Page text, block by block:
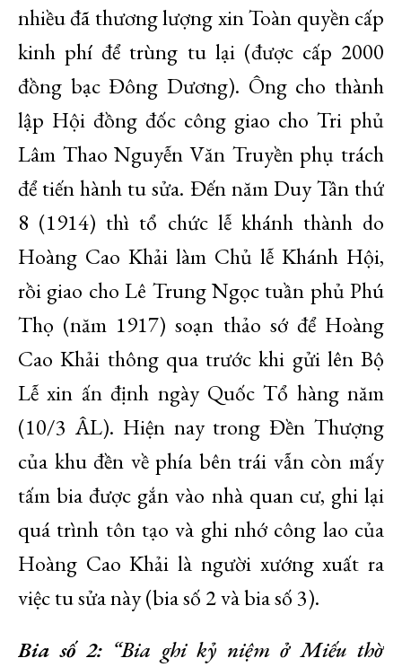
nhiều đã thương lượng xin Toàn quyền cấp
kinh phí để trùng tu lại (được cấp 2000
đồng bạc Đông Dương). Ông cho thành
lập Hội đồng đốc công giao cho Tri phủ
Lâm Thao Nguyễn Văn Truyền phụ trách
để tiến hành tu sửa. Đến năm Duy Tân thứ
8 (1914) thì tổ chức lễ khánh thành do
Hoàng Cao Khải làm Chủ lễ Khánh Hội,
rồi giao cho Lê Trung Ngọc tuần phủ Phú
Thọ (năm 1917) soạn thảo sớ để Hoàng
Cao Khải thông qua trước khi gửi lên Bộ
Lễ xin ấn định ngày Quốc Tổ hàng năm
(10/3 ÂL). Hiện nay trong Đền Thượng
của khu đền về phía bên trái vẫn còn mấy
tấm bia được gắn vào nhà quan cư, ghi lại
quá trình tôn tạo và ghi nhớ công lao của
Hoàng Cao Khải là người xướng xuất ra
việc tu sửa này (bia số 2 và bia số 3).
Bia số 2:“Bia ghi kỷ niệm ở Miếu thờ